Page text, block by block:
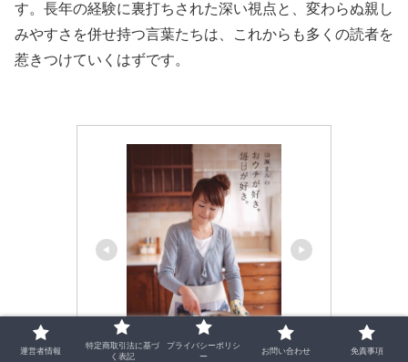
す。長年の経験に裏打ちされた深い視点と、変わらぬ親し
みやすさを併せ持つ言葉たちは、これからも多くの読者を
惹きつけていくはずです。
運営者情報
特定商取引法に基づ
く表記
プライバシーポリシ
ー
お問い合わせ 免責事項